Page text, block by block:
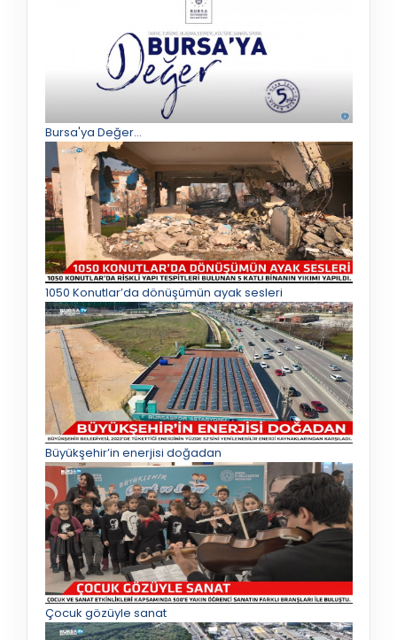
Bursa'ya Değer...
1050 Konutlar’da dönüşümün ayak sesleri
Büyükşehir’in enerjisi doğadan
Çocuk gözüyle sanat